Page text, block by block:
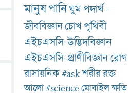
মানুষপানিঘুমপদার্থ-
জীববিজ্ঞানচোখপৃথিবী
এইচএসসি-উদ্ভিদবিজ্ঞান
এইচএসসি-প্রাণীবিজ্ঞানরোগ
রাসায়নিক#askশরীররক্ত
আলো#scienceমোবাইলক্ষতি